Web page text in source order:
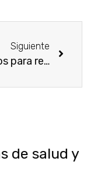
Siguiente
Consejos para resultar más guapa, según la ciencia
de salud y